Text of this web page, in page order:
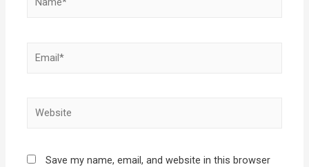
Save my name, email, and website in this browser